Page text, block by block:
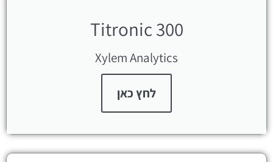
Titronic 300
Xylem Analytics
לחץ כאן